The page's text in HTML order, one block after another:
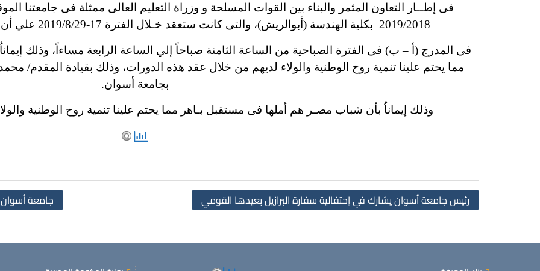
فى إطــار التعاون المثمر والبناء بين القوات المسلحة و وزراة التعليم العالى ممثلة فى جامعتنا
2019/2018 بكلية الهندسة (أبوالريش)، والتى كانت ستعقد خـلال الفترة 17-2019/8/29 علي أن تعقد في الفترة من 14-2019/9/
فى المدرج (أ – ب) فى الفترة الصباحية من الساعة الثامنة صباحاً إلي الساعة الرابعة مساءاً، وذلك
مما يحتم علينا تنمية روح الوطنية والولاء لديهم من خلال عقد هذه الدورات، وذلك بقيادة المقدم/
بجامعة أسوان.
وذلك إيماناُ بأن شباب مصـر هم أملها فى مستقبل بـاهر مما يحتم علينا تنمية روح الوطنية
جامعة أسوان رئيس جامعة أسوان يشارك في اِحتفالية سفارة البرازيل بعيدها القومي